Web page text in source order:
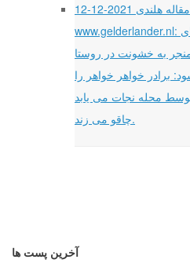
12-12-2021 مقاله هلندی
www.gelderlander.nl: عکس های
به خشونت در روستا
برادر خواهر خواهر را
محله نجات می یابد
چاقو می زند.
آخرین پست ها